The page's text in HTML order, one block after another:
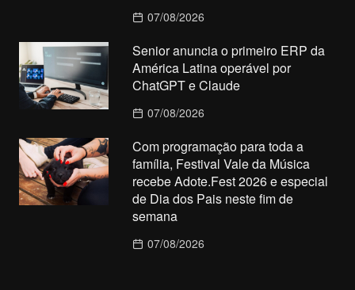
07/08/2026
Senior anuncia o primeiro ERP da
América Latina operável por
ChatGPT e Claude
07/08/2026
Com programação para toda a
família, Festival Vale da Música
recebe Adote.Fest 2026 e especial
de Dia dos Pais neste fim de
semana
07/08/2026